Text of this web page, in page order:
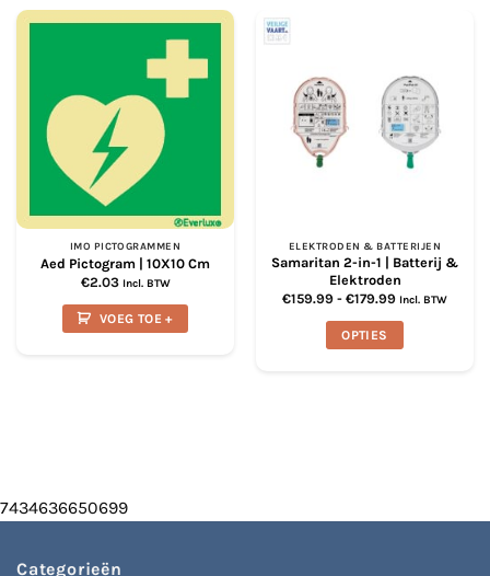
IMO PICTOGRAMMEN
Aed Pictogram | 10X10 Cm
€2.03 Incl. BTW
VOEG TOE +
ELEKTRODEN & BATTERIJEN
Samaritan 2-in-1 | Batterij &
Elektroden
€159.99 - €179.99Prijsklasse:
tot
Incl. BTW
OPTIES
7434636650699
Categorieën